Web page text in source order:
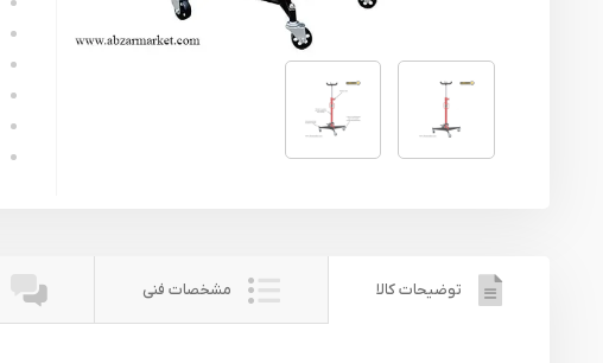
توضیحات کالا مشخصات فنی